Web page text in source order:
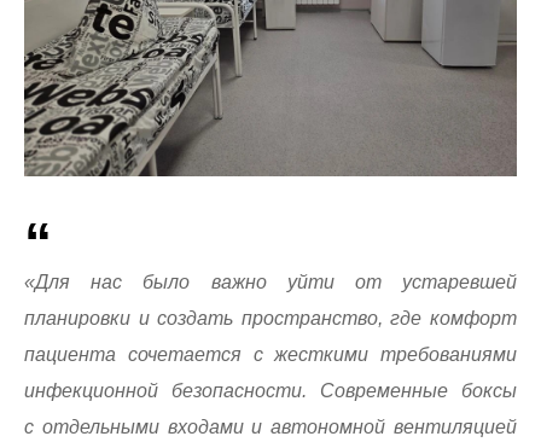
«Для нас было важно уйти от устаревшей
планировки и создать пространство, где комфорт
пациента сочетается с жесткими требованиями
инфекционной безопасности. Современные боксы
с отдельными входами и автономной вентиляцией